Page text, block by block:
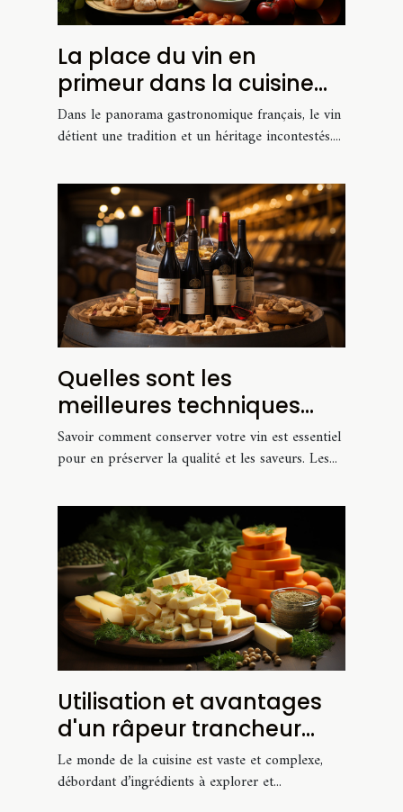
La place du vin en
primeur dans la cuisine
française moderne
Dans le panorama gastronomique français, le vin
détient une tradition et un héritage incontestés....
Quelles sont les
meilleures techniques
pour conserver vos vins ?
Savoir comment conserver votre vin est essentiel
pour en préserver la qualité et les saveurs. Les...
Utilisation et avantages
d'un râpeur trancheur
extra fin pour fromage et
carotte
Le monde de la cuisine est vaste et complexe,
débordant d’ingrédients à explorer et...